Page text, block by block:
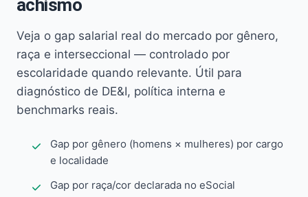
achismo
Veja o gap salarial real do mercado por gênero,
raça e interseccional — controlado por
escolaridade quando relevante. Útil para
diagnóstico de DE&I, política interna e
benchmarks reais.
Gap por gênero (homens × mulheres) por cargo
e localidade
Gap por raça/cor declarada no eSocial